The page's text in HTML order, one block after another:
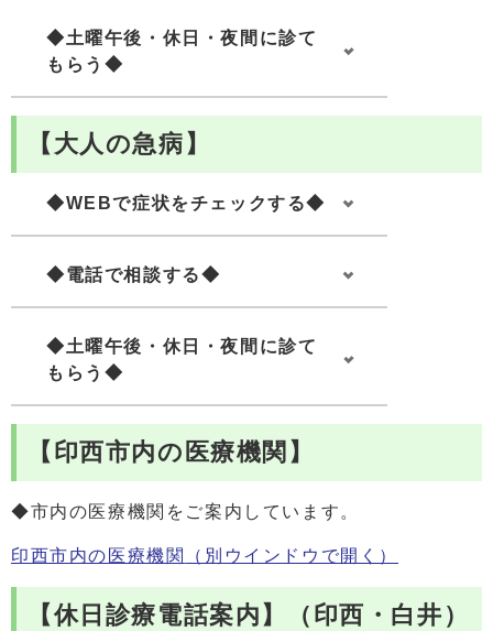
◆土曜午後・休日・夜間に診て
もらう◆
【大人の急病】
◆WEBで症状をチェックする◆
◆電話で相談する◆
◆土曜午後・休日・夜間に診て
もらう◆
【印西市内の医療機関】
◆市内の医療機関をご案内しています。
印西市内の医療機関 （別ウインドウで開く）
【休日診療電話案内】（印西・白井）